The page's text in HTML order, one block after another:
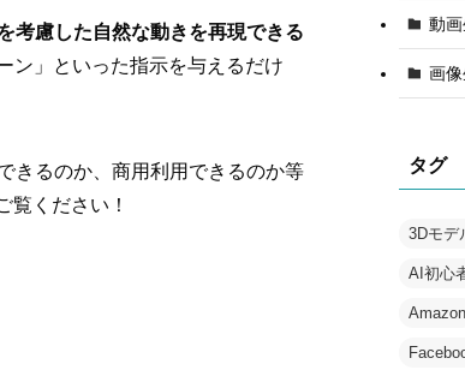
考慮した自然な動きを再現できる
ン」といった指示を与えるだけ
きるのか、商用利用できるのか等
覧ください！
動
画
タグ
3Dモデ
AI初心
Amazon